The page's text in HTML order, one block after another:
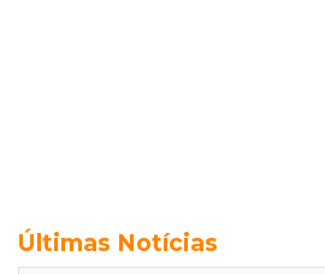
Últimas Notícias